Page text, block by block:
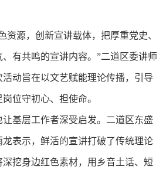
源，创新宣讲载体，把厚重党史、
有共鸣的宣讲内容。”二道区委讲师
活动旨在以文艺赋能理论传播，引导
位守初心、担使命。
层工作者深受启发。二道区东盛
表示，鲜活的宣讲打破了传统理论
挖身边红色素材，用乡音土话、短